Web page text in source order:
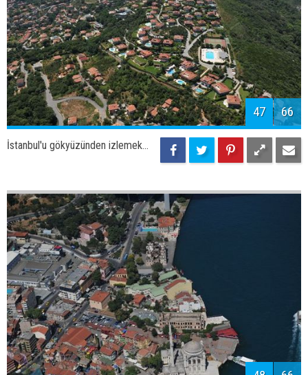
İstanbul'u gökyüzünden izlemek...